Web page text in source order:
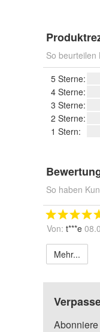
So beurteilen
5 Sterne:
4 Sterne:
3 Sterne:
2 Sterne:
1 Stern:
So haben
Von: t***e
Mehr...